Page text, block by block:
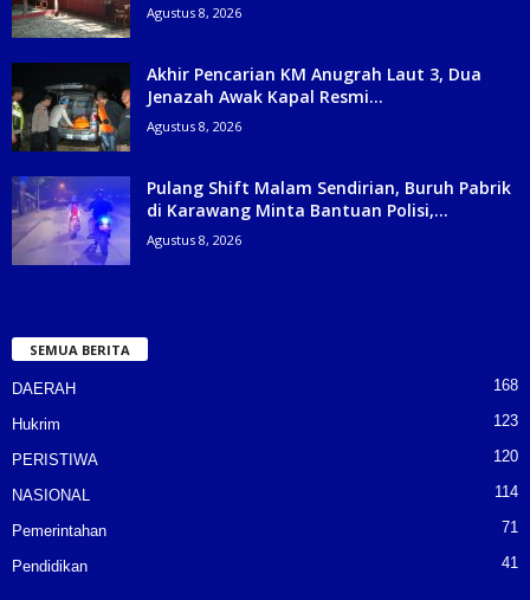
Agustus 8, 2026
Akhir Pencarian KM Anugrah Laut 3, Dua
Jenazah Awak Kapal Resmi...
Agustus 8, 2026
Pulang Shift Malam Sendirian, Buruh Pabrik
di Karawang Minta Bantuan Polisi,...
Agustus 8, 2026
SEMUA BERITA
DAERAH 168
Hukrim 123
PERISTIWA 120
NASIONAL 114
Pemerintahan 71
Pendidikan 41